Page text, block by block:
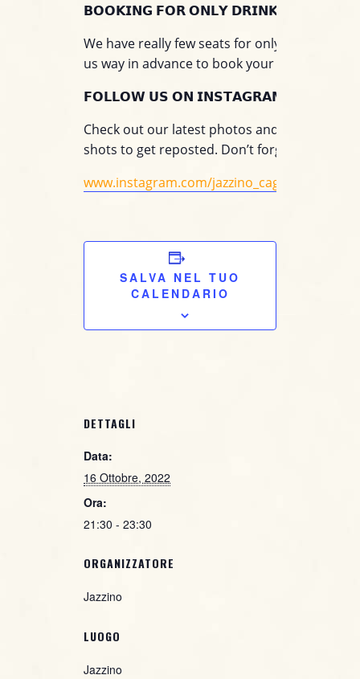
𝗕𝗢𝗢𝗞𝗜𝗡𝗚 𝗙𝗢𝗥 𝗢𝗡𝗟𝗬 𝗗𝗥𝗜𝗡𝗞
We have really few seats for only drink.
us way in advance to book your seat only for
𝗙𝗢𝗟𝗟𝗢𝗪 𝗨𝗦 𝗢𝗡 𝗜𝗡𝗦𝗧𝗔𝗚𝗥𝗔𝗠!
Check out our latest photos and tag us on
shots to get reposted. Don’t forget to follow
www.instagram.com/jazzino_cagliari/
SALVA NEL TUO
CALENDARIO
DETTAGLI
Data:
16 Ottobre, 2022
Ora:
21:30 - 23:30
LUOGO
Jazzino
ORGANIZZATORE
Jazzino